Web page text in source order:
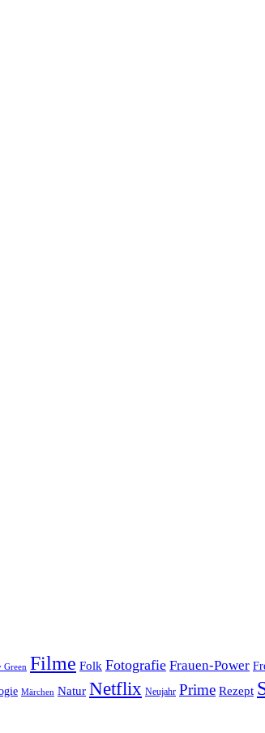
Green Filme Folk Fotografie Frauen-Power
Märchen Natur Netflix Neujahr Prime Rezept